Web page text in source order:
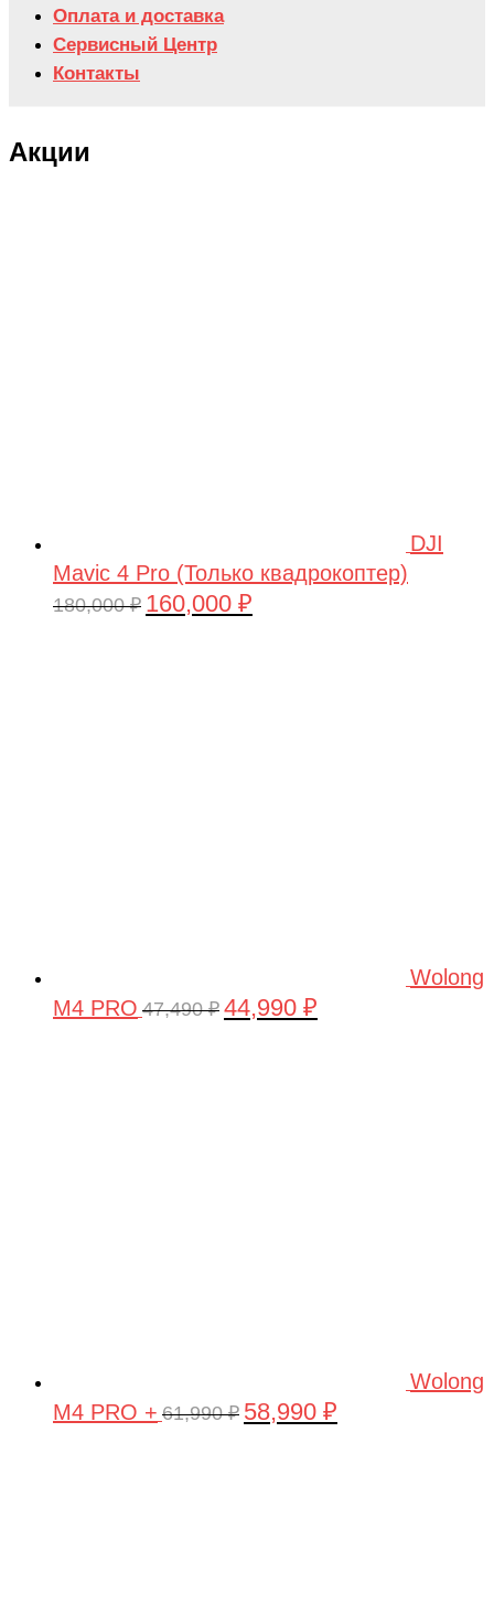
Оплата и доставка
Сервисный Центр
Контакты
Акции
DJI
Mavic 4 Pro (Только квадрокоптер)
180,000₽ Первоначальная
160,000 ₽
Wolong
M4 PRO 47,490₽ Первоначальная
44,990 ₽
Wolong
M4 PRO + 61,990₽ Первоначальная
58,990 ₽